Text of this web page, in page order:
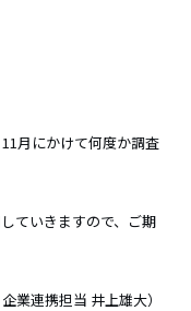
月にかけて何度か調査
ていきますので、ご期
企業連携担当 井上雄大）